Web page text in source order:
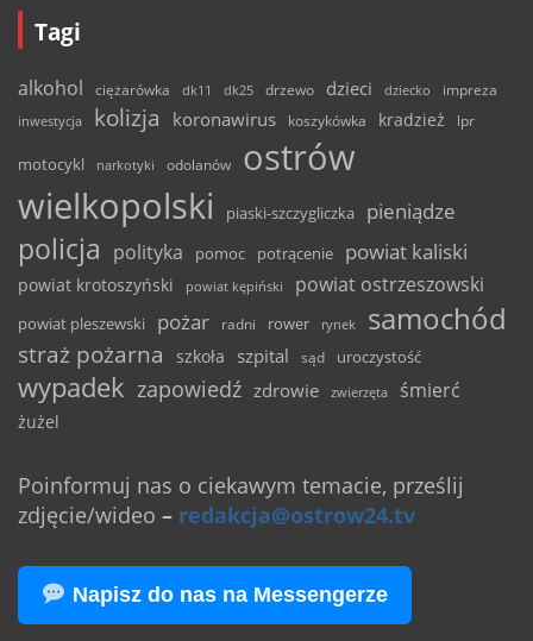
Tagi
alkohol ciężarówka dk11 dk25 drzewo dzieci dziecko
impreza
inwestycja
kolizja koronawirus koszykówka kradzież lpr
motocykl narkotyki odolanów
ostrów
wielkopolski
piaski-szczygliczka pieniądze
policja polityka pomoc potrącenie powiat kaliski
powiat krotoszyński powiat kępiński powiat ostrzeszowski
powiat pleszewski pożar radni rower rynek samochód
straż pożarna szkoła szpital sąd uroczystość
wypadek zapowiedź zdrowie zwierzęta śmierć
żużel
Poinformuj nas o ciekawym temacie, prześlij
zdjęcie/wideo – redakcja@ostrow24.tv
Napisz do nas na Messengerze